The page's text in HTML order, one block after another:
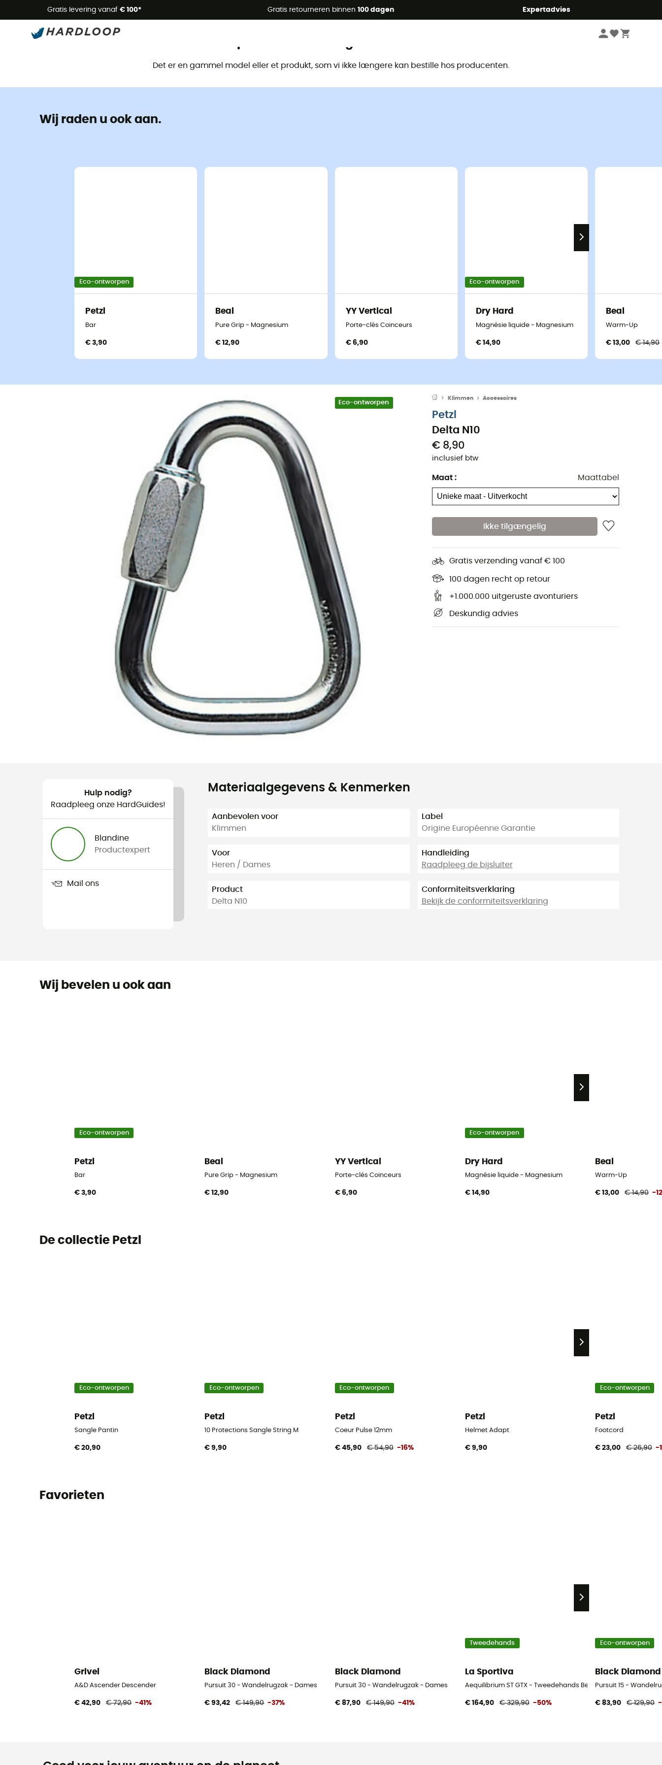
Gratis levering vanaf € 100* Gratis retourneren binnen 100 dagen Expertadvies
Zomeraanbiedingen 🔥 -5% EXTRA vanaf 2 producten* met code Summer5
Det er en gammel model eller et produkt, som vi ikke længere kan bestille hos producenten.
Wij raden u ook aan.
Eco-ontworpen
Petzl
Bar
€ 3,90
Beal
Pure Grip - Magnesium
€ 12,90
YY Vertical
Porte-clés Coinceurs
€ 6,90
Eco-ontworpen
Dry Hard
Magnésie liquide - Magnesium
€ 14,90
Beal
Warm-Up
€ 13,00 € 14,90
Eco-ontworpen
Klimmen Accessoires
Petzl
Delta N10
€ 8,90
inclusief btw
Maat : Maattabel
Ikke tilgængelig
Gratis verzending vanaf € 100
100 dagen recht op retour
+1.000.000 uitgeruste avonturiers
Deskundig advies
Hulp nodig?
Raadpleeg onze HardGuides!
Blandine
Productexpert
Mail ons
Materiaalgegevens & Kenmerken
Aanbevolen voor
Klimmen
Voor
Heren / Dames
Product
Delta N10
Label
Origine Européenne Garantie
Handleiding
Raadpleeg de bijsluiter
Conformiteitsverklaring
Bekijk de conformiteitsverklaring
Wij bevelen u ook aan
Eco-ontworpen
Petzl
Bar
€ 3,90
Beal
Pure Grip - Magnesium
€ 12,90
YY Vertical
Porte-clés Coinceurs
€ 6,90
Eco-ontworpen
Dry Hard
Magnésie liquide - Magnesium
€ 14,90
Beal
Warm-Up
€ 13,00 € 14,90 -
De collectie Petzl
Eco-ontworpen
Petzl
Sangle Pantin
€ 20,90
Eco-ontworpen
Petzl
10 Protections Sangle String M
€ 9,90
Eco-ontworpen
Petzl
Coeur Pulse 12mm
€ 45,90 € 54,90 -16%
Petzl
Helmet Adapt
€ 9,90
Eco-ontworpen
Petzl
Footcord
€ 23,00 € 26,90 -
Favorieten
Grivel
A&D Ascender Descender
€ 42,90 € 72,90 -41%
Black Diamond
Pursuit 30 - Wandelrugzak - Dames
€ 93,42 € 149,90 -37%
Black Diamond
Pursuit 30 - Wandelrugzak - Dames
€ 87,90 € 149,90 -41%
Tweedehands
La Sportiva
Aequilibrium ST GTX - Tweedehands Bergschoenen - Heren -
€ 164,90 € 329,90 -50%
Eco-ontworpen
Black Diamond
Pursuit 15 -
€ 83,90 € 129,90 -